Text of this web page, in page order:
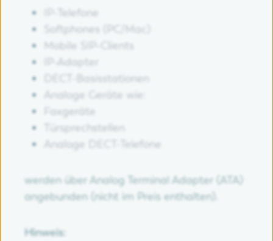
IP-Telefone
Softphones (PC/Mac)
Mobile SIP-Clients
IP-Adapter
DECT-Basisstationen
Analoge Geräte wie:
Faxgeräte
Türsprechstellen
Analoge DECT-Telefone
werden über Analog Terminal Adapter (ATA)
angebunden (nicht im Preis enthalten).
Hinweis: